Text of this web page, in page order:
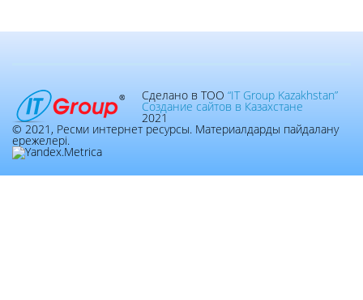
Сделано в ТОО “IT Group Kazakhstan”
Создание сайтов в Казахстане
2021
© 2021, Ресми интернет ресурсы. Материалдарды пайдалану
ережелері.